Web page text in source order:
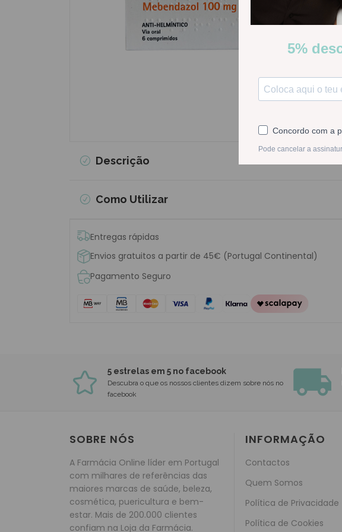
Descrição
Como Utilizar
Entregas rápidas
Envios gratuitos a partir de 45€ (Portugal Continental)
Pagamento Seguro
5 estrelas em 5 no facebook
Descubra o que os nossos clientes dizem sobre nós no
facebook
SOBRE NÓS
A Farmácia Online líder em Portugal
com milhares de referências das
maiores marcas de saúde, beleza,
cosmética, puericultura e bem-
estar. Mais de 200.000 clientes
confiam na Loja da Farmácia.
INFORMAÇÃO
Contactos
Quem Somos
Política de Privacidade
Política de Cookies